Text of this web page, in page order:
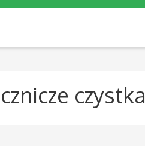
czystka